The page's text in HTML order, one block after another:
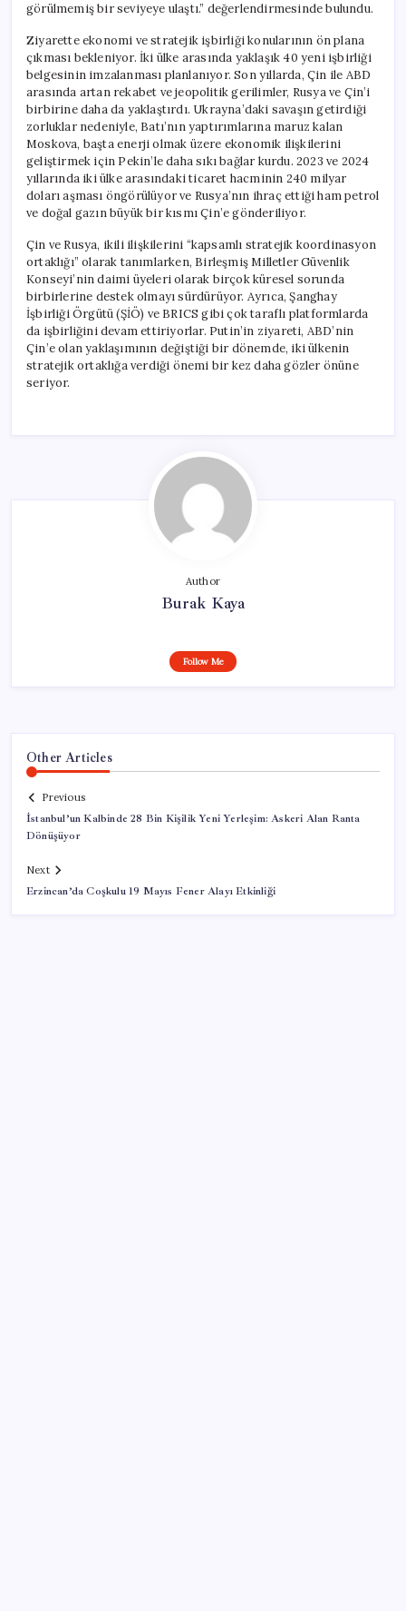
görülmemiş bir seviyeye ulaştı.” değerlendirmesinde bulundu.
Ziyarette ekonomi ve stratejik işbirliği konularının ön plana
çıkması bekleniyor. İki ülke arasında yaklaşık 40 yeni işbirliği
belgesinin imzalanması planlanıyor. Son yıllarda, Çin ile ABD
arasında artan rekabet ve jeopolitik gerilimler, Rusya ve Çin’i
birbirine daha da yaklaştırdı. Ukrayna’daki savaşın getirdiği
zorluklar nedeniyle, Batı’nın yaptırımlarına maruz kalan
Moskova, başta enerji olmak üzere ekonomik ilişkilerini
geliştirmek için Pekin’le daha sıkı bağlar kurdu. 2023 ve 2024
yıllarında iki ülke arasındaki ticaret hacminin 240 milyar
doları aşması öngörülüyor ve Rusya’nın ihraç ettiği ham petrol
ve doğal gazın büyük bir kısmı Çin’e gönderiliyor.
Çin ve Rusya, ikili ilişkilerini “kapsamlı stratejik koordinasyon
ortaklığı” olarak tanımlarken, Birleşmiş Milletler Güvenlik
Konseyi’nin daimi üyeleri olarak birçok küresel sorunda
birbirlerine destek olmayı sürdürüyor. Ayrıca, Şanghay
İşbirliği Örgütü (ŞİÖ) ve BRICS gibi çok taraflı platformlarda
da işbirliğini devam ettiriyorlar. Putin’in ziyareti, ABD’nin
Çin’e olan yaklaşımının değiştiği bir dönemde, iki ülkenin
stratejik ortaklığa verdiği önemi bir kez daha gözler önüne
seriyor.
Author
Burak Kaya
Follow Me
Other Articles
Previous
İstanbul’un Kalbinde 28 Bin Kişilik Yeni Yerleşim: Askeri Alan Ranta
Dönüşüyor
Next
Erzincan’da Coşkulu 19 Mayıs Fener Alayı Etkinliği